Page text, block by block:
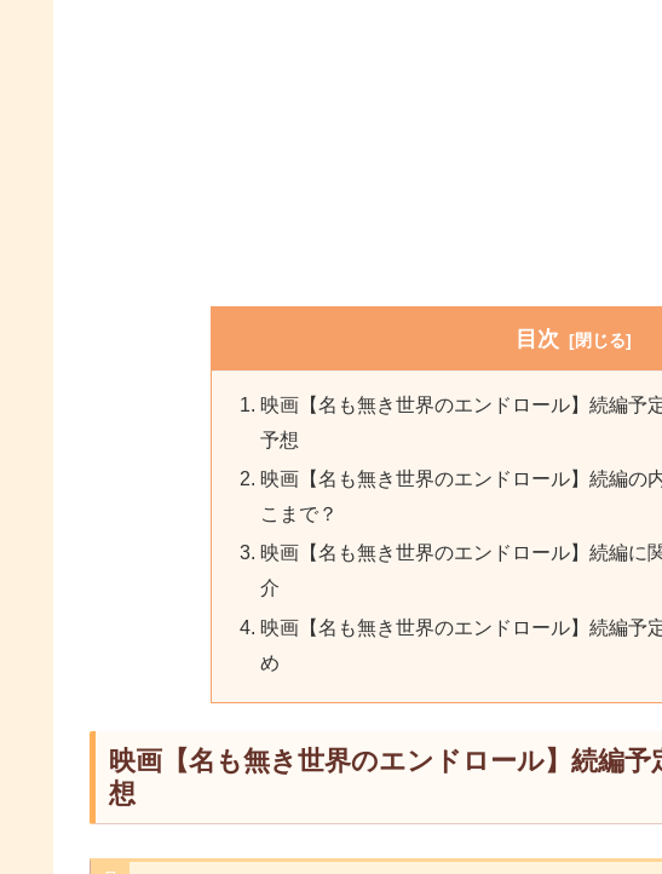
目次
映画【名も無き世界のエンドロール】続編予
予想
映画【名も無き世界のエンドロール】続編の
こまで？
映画【名も無き世界のエンドロール】続編に
介
映画【名も無き世界のエンドロール】続編予
め
映画【名も無き世界のエンドロール】続編
想